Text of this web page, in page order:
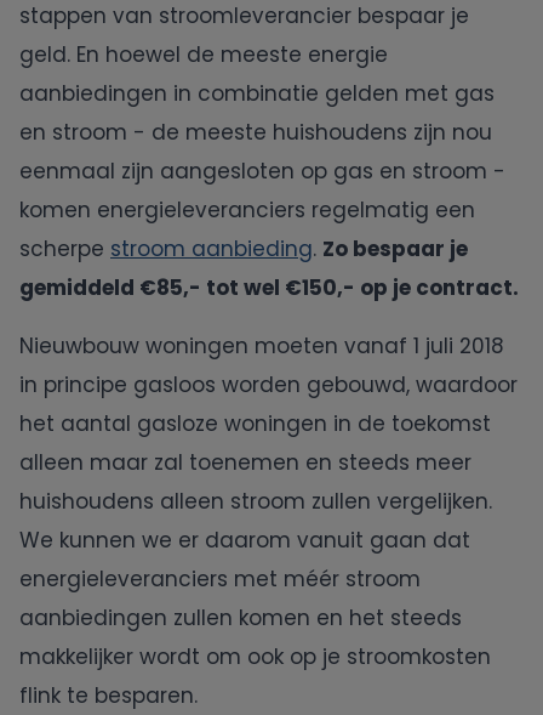
stappen van stroomleverancier bespaar je
geld. En hoewel de meeste energie
aanbiedingen in combinatie gelden met gas
en stroom - de meeste huishoudens zijn nou
eenmaal zijn aangesloten op gas en stroom -
komen energieleveranciers regelmatig een
scherpe stroom aanbieding. Zo bespaar je
gemiddeld €85,- tot wel €150,- op je contract.
Nieuwbouw woningen moeten vanaf 1 juli 2018
in principe gasloos worden gebouwd, waardoor
het aantal gasloze woningen in de toekomst
alleen maar zal toenemen en steeds meer
huishoudens alleen stroom zullen vergelijken.
We kunnen we er daarom vanuit gaan dat
energieleveranciers met méér stroom
aanbiedingen zullen komen en het steeds
makkelijker wordt om ook op je stroomkosten
flink te besparen.